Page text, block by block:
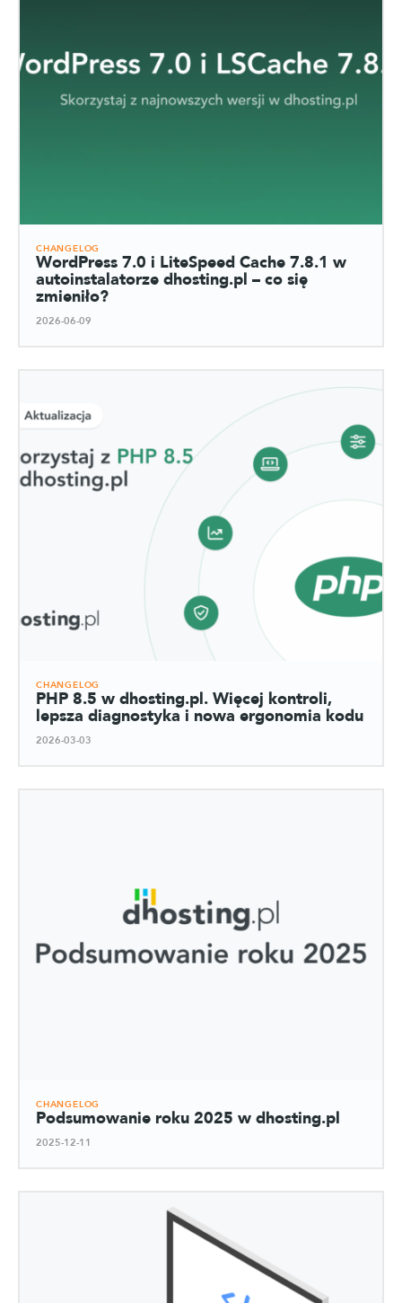
CHANGELOG
WordPress 7.0 i LiteSpeed Cache 7.8.1 w
autoinstalatorze dhosting.pl – co się
zmieniło?
2026-06-09
CHANGELOG
PHP 8.5 w dhosting.pl. Więcej kontroli,
lepsza diagnostyka i nowa ergonomia kodu
2026-03-03
CHANGELOG
Podsumowanie roku 2025 w dhosting.pl
2025-12-11